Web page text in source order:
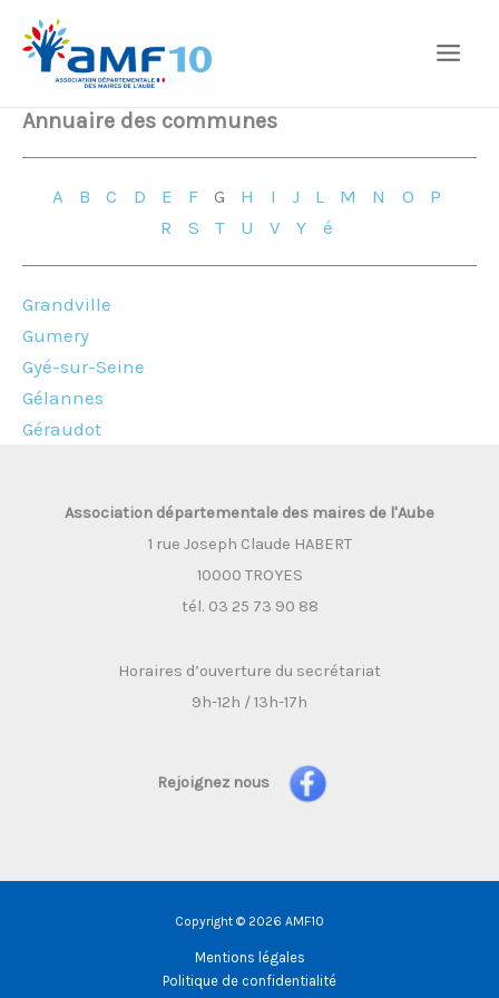
contenu
Annuaire des communes
A BC D E FG H I J L M N O P
R S T UVY é
Grandville
Gumery
Gyé-sur-Seine
Gélannes
Géraudot
Association départementale des maires de l'Aube
1 rue Joseph Claude HABERT
10000 TROYES
tél. 03 25 73 90 88
Horaires d’ouverture du secrétariat
9h-12h / 13h-17h
Rejoignez nous
Copyright © 2026 AMF10
Mentions légales
Politique de confidentialité